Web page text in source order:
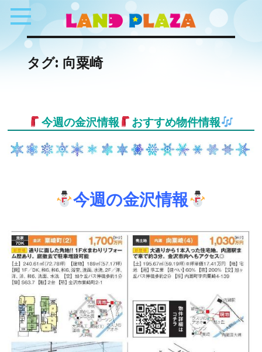
タグ: 向粟崎
今週の金沢情報 おすすめ物件情報
今週の金沢情報